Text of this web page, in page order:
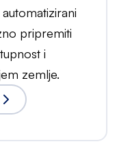
pripremiti
i
zemlje.